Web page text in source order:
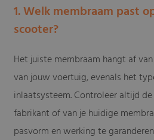
1. Welk membraam past
scooter?
Het juiste membraam hangt af
van jouw voertuig, evenals het
inlaatsysteem. Controleer altijd
fabrikant of van je huidige
pasvorm en werking te